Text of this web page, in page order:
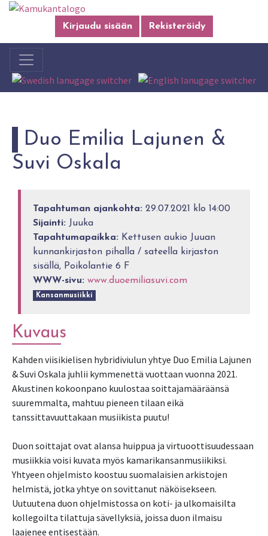
Kirjaudu sisään Rekisteröidy
Duo Emilia Lajunen &
Suvi Oskala
Tapahtuman ajankohta: 29.07.2021 klo 14:00
Sijainti: Juuka
Tapahtumapaikka: Kettusen aukio Juuan
kunnankirjaston pihalla / sateella kirjaston
sisällä, Poikolantie 6 F
WWW-sivu: www.duoemiliasuvi.com
Kansanmusiikki
Kuvaus
Kahden viisikielisen hybridiviulun yhtye Duo Emilia Lajunen
& Suvi Oskala juhlii kymmenettä vuottaan vuonna 2021.
Akustinen kokoonpano kuulostaa soittajamääräänsä
suuremmalta, mahtuu pieneen tilaan eikä
tanssittavuuttakaan musiikista puutu!
Duon soittajat ovat alansa huippua ja virtuoottisuudessaan
musiikkia voisi kuvata myös kamarikansanmusiikiksi.
Yhtyeen ohjelmisto koostuu suomalaisien arkistojen
helmistä, jotka yhtye on sovittanut näköisekseen.
Uutuutena duon ohjelmistossa on koti- ja ulkomaisilta
kollegoilta tilattuja sävellyksiä, joissa duon ilmaisu
laajenee entisestään.